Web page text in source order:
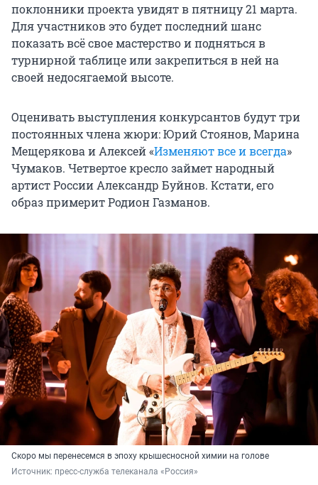
поклонники проекта увидят в пятницу 21 марта.
Для участников это будет последний шанс
показать всё свое мастерство и подняться в
турнирной таблице или закрепиться в ней на
своей недосягаемой высоте.
Оценивать выступления конкурсантов будут три
постоянных члена жюри: Юрий Стоянов, Марина
Мещерякова и Алексей «Изменяют все и всегда»
Чумаков. Четвертое кресло займет народный
артист России Александр Буйнов. Кстати, его
образ примерит Родион Газманов.
Скоро мы перенесемся в эпоху крышесносной химии на голове
Источник: пресс-служба телеканала «Россия»